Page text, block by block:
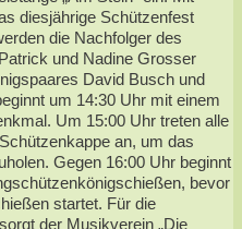
diesjährige Schützenfest
die Nachfolger des
und Nadine Grosser
David Busch und
um 14:30 Uhr mit einem
Um 15:00 Uhr treten alle
an, um das
Gegen 16:00 Uhr beginnt
bevor
startet. Für die
der Musikverein „Die